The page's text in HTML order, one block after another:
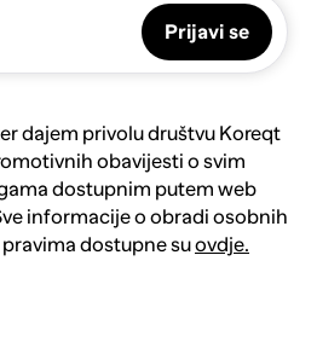
Prijavi se
dajem privolu društvu Koreqt
obavijesti o svim
dostupnim putem web
informacije o obradi osobnih
dostupne suovdje.